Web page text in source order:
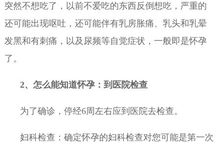
突然不想吃了，以前不爱吃的东西反倒想吃，严重的
还可能出现呕吐，还可能伴有乳房胀痛、乳头和乳晕
发黑和有刺痛，以及尿频等自觉症状，一般即是怀孕
了。
2、怎么能知道怀孕：到医院检查
为了确诊，停经6周左右应到医院去检查。
妇科检查：确定怀孕的妇科检查对您可能是第一次